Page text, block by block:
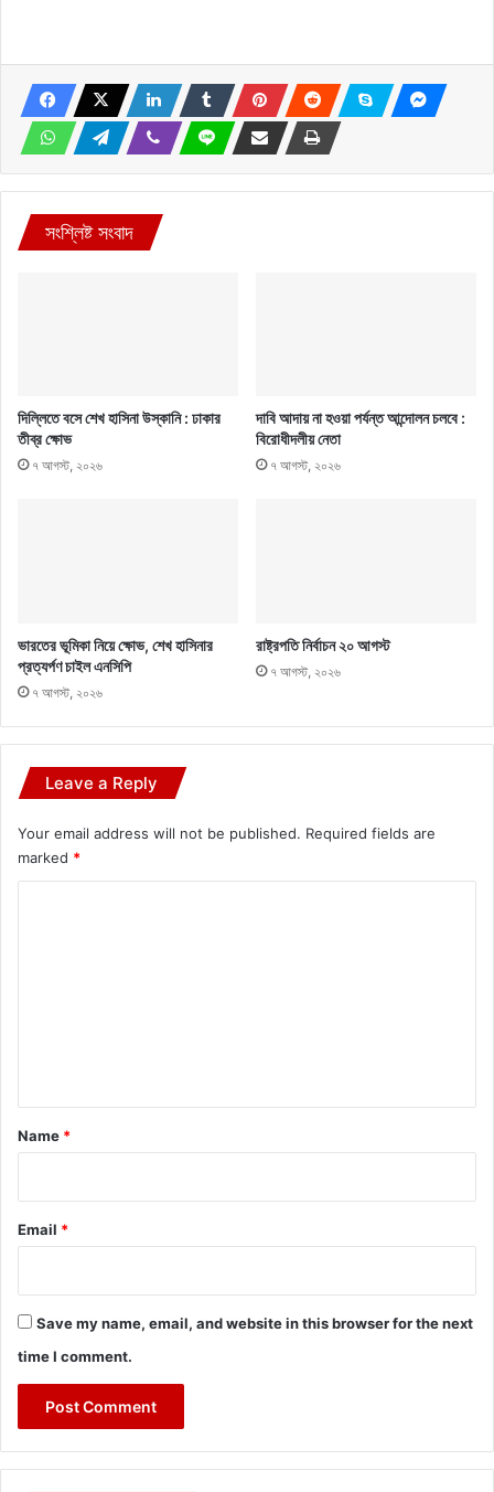
সংশ্লিষ্ট সংবাদ
দিল্লিতে বসে শেখ হাসিনা উস্কানি : ঢাকার
তীব্র ক্ষোভ
৭ আগস্ট, ২০২৬
দাবি আদায় না হওয়া পর্যন্ত আন্দোলন চলবে :
বিরোধীদলীয় নেতা
৭ আগস্ট, ২০২৬
ভারতের ভূমিকা নিয়ে ক্ষোভ, শেখ হাসিনার
প্রত্যর্পণ চাইল এনসিপি
৭ আগস্ট, ২০২৬
রাষ্ট্রপতি নির্বাচন ২০ আগস্ট
৭ আগস্ট, ২০২৬
Leave a Reply
Your email address will not be published. Required fields are
marked *
*
Name *
Email *
Save my name, email, and website in this browser for the next
time I comment.